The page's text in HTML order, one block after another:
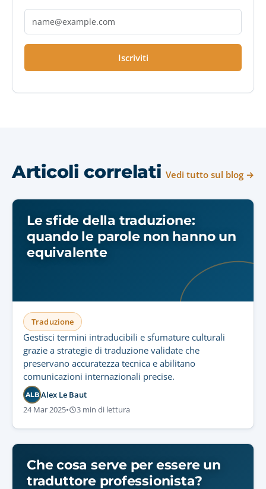
Iscriviti
Articoli correlati Vedi tutto sul blog →
Le sfide della traduzione:
quando le parole non hanno un
equivalente
Traduzione
Gestisci termini intraducibili e sfumature culturali
grazie a strategie di traduzione validate che
preservano accuratezza tecnica e abilitano
comunicazioni internazionali precise.
ALB Alex Le Baut
24 Mar 2025• 3 min di lettura
Che cosa serve per essere un
traduttore professionista?